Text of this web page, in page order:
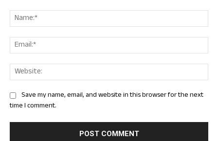
Save my name, email, and website in this browser for the next
time I comment.